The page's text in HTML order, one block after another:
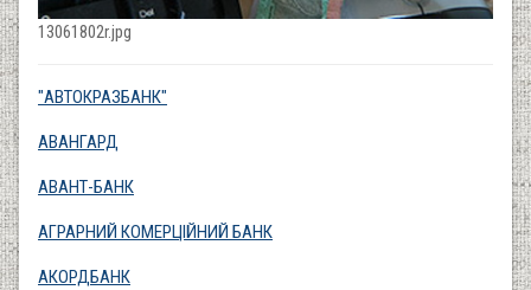
13061802r.jpg
"АВТОКРАЗБАНК"
АВАНГАРД
АВАНТ-БАНК
АГРАРНИЙ КОМЕРЦІЙНИЙ БАНК
АКОРДБАНК